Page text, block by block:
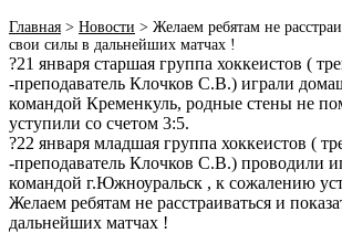
Главная > Новости > Желаем ребятам не
свои силы в дальнейших матчах !
?21 января старшая группа хоккеистов (
-преподаватель Клочков С.В.) играли
командой Кременкуль, родные стены не
уступили со счетом 3:5.
?22 января младшая группа хоккеистов (
-преподаватель Клочков С.В.) проводили
командой г.Южноуральск , к сожалению
Желаем ребятам не расстраиваться и
дальнейших матчах !